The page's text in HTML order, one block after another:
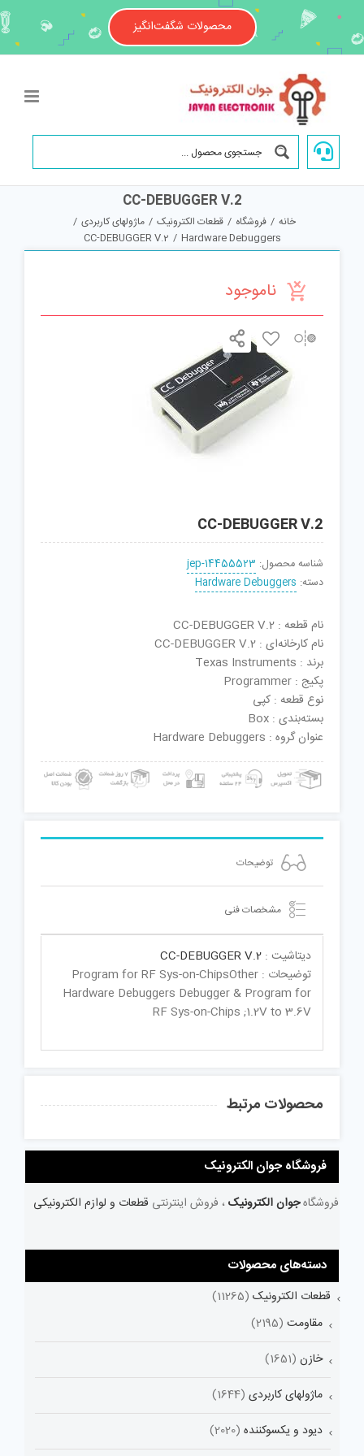
content
محصولات شگفت‌انگیز
CC-DEBUGGER V.2
خانه / فروشگاه / قطعات الکترونیک / ماژولهای کاربردی /
Hardware Debuggers
/
CC-DEBUGGER V.2
ناموجود
CC-DEBUGGER V.2
شناسه محصول: jep-14455523
دسته: Hardware Debuggers
نام قطعه : CC-DEBUGGER V.2
نام کارخانه‌ای : CC-DEBUGGER V.2
برند : Texas Instruments
پکیج : Programmer
نوع قطعه : کپی
بسته‌بندی : Box
عنوان گروه : Hardware Debuggers
توضیحات
مشخصات فنی
دیتاشیت : CC-DEBUGGER V.2
توضیحات : Program for RF Sys-on-ChipsOther
Hardware Debuggers Debugger & Program for
RF Sys-on-Chips ;1.2V to 3.6V
محصولات مرتبط
فروشگاه جوان الکترونیک
فروشگاهجوان الکترونیک ، فروش اینترنتی قطعات و لوازم الکترونیکی
دسته‌های محصولات
قطعات الکترونیک (11265)
مقاومت (2195)
خازن (1651)
ماژولهای کاربردی (1644)
دیود و یکسوکننده (2020)